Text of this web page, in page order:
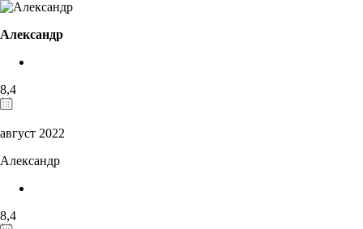
Александр
8,4
август 2022
Александр
8,4